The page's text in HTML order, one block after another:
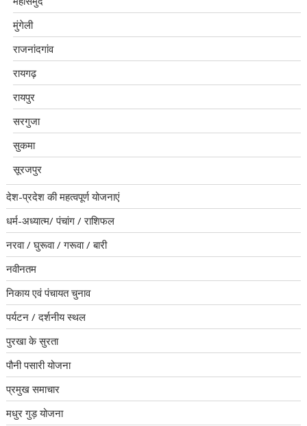
मुंगेली
राजनांदगांव
रायगढ़
रायपुर
सरगुजा
सुकमा
सूरजपुर
देश-प्रदेश की महत्वपूर्ण योजनाएं
धर्म-अध्यात्म/ पंचांग / राशिफल
नरवा / घुरूवा / गरूवा / बारी
नवीनतम
निकाय एवं पंचायत चुनाव
पर्यटन / दर्शनीय स्थल
पुरखा के सुरता
पौनी पसारी योजना
प्रमुख समाचार
मधुर गुड़ योजना